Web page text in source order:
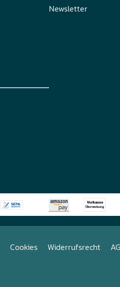
Newsletter
Cookies Widerrufsrecht